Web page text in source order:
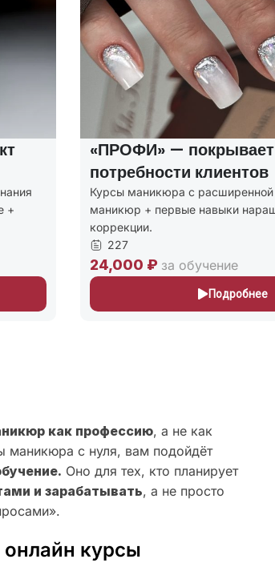
+
«ПРОФИ» —
потребности клиентов
Курсы маникюра с
маникюр + первые навыки
коррекции.
227
24,000 ₽ за обучение
Подробнее
как профессию, а не как
маникюра с нуля, вам подойдёт
Оно для тех, кто планирует
и зарабатывать, а не просто
курсы